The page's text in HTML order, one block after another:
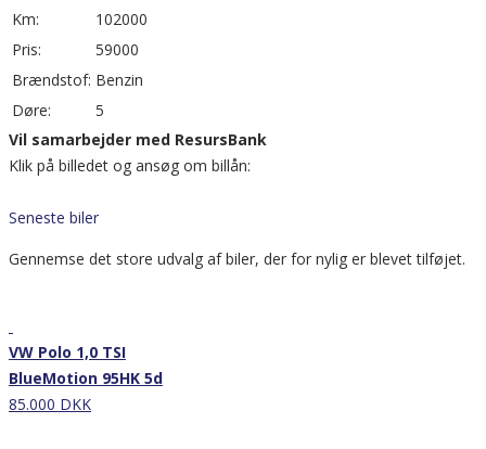
Km:
102000
Pris:
59000
Brændstof: Benzin
Døre:
5
Vil samarbejder med ResursBank
Klik på billedet og ansøg om billån:
Seneste biler
Gennemse det store udvalg af biler, der for nylig er blevet tilføjet.
VW Polo 1,0 TSI
BlueMotion 95HK 5d
85.000 DKK